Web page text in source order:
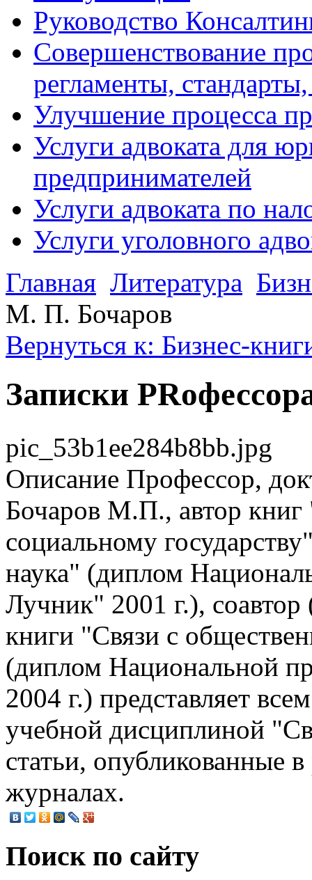
Руководство
Совершенствование
регламенты,
Улучшение процесса
Услуги адвоката для
предпринимателей
Услуги адвоката по
Услуги уголовного
Главная Литература
М. П. Бочаров
Вернуться к: Бизнес-
Записки
pic_53b1ee284b8bb.jpg
Описание Профессор,
Бочаров М.П., автор
социальному
наука" (диплом
Лучник" 2001 г.),
книги "Связи с
(диплом Национальной
2004 г.) представляет
учебной дисциплиной
статьи, опубликованные
журналах.
Поиск по сайту